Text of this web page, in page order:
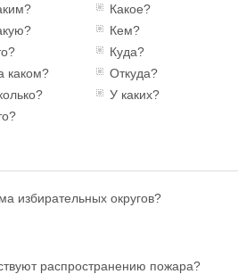
Какое?
Кем?
Куда?
каком?
Откуда?
У каких?
избирательных округов?
распространению пожара?